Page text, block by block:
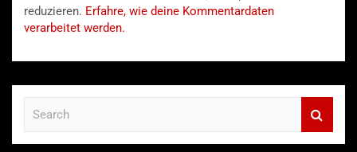
reduzieren. Erfahre, wie deine Kommentardaten
verarbeitet werden.